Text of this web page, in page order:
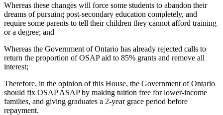
Whereas these changes will force some students to abandon their
dreams of pursuing post-secondary education completely, and
require some parents to tell their children they cannot afford training
or a degree; and
Whereas the Government of Ontario has already rejected calls to
return the proportion of OSAP aid to 85% grants and remove all
interest;
Therefore, in the opinion of this House, the Government of Ontario
should fix OSAP ASAP by making tuition free for lower-income
families, and giving graduates a 2-year grace period before
repayment.